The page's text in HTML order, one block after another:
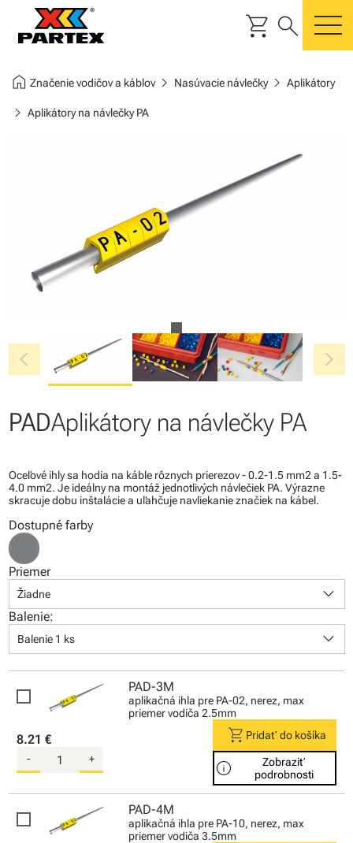
shopping_cart search
home Značenie vodičov a káblovchevron_right Nasúvacie návlečkychevron_right Aplikátory
chevron_right Aplikátory na návlečky PA
chevron_left chevron_right
PADAplikátory na návlečky PA
Oceľové ihly sa hodia na káble rôznych prierezov - 0.2-1.5 mm2 a 1.5-
4.0 mm2. Je ideálny na montáž jednotlivých návlečiek PA. Výrazne
skracuje dobu inštalácie a uľahčuje navliekanie značiek na kábel.
Dostupné farby
Priemer
Žiadne keyboard_arrow_down
Balenie:
Balenie 1 ks keyboard_arrow_down
PAD-3M
aplikačná ihla pre PA-02, nerez, max
priemer vodiča 2.5mm
8.21 €
- +
shopping_cart Pridať do košíka
info
Zobraziť
podrobnosti
PAD-4M
aplikačná ihla pre PA-10, nerez, max
priemer vodiča 3.5mm